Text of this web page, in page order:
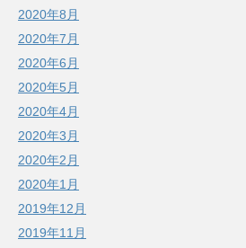
2020年8月
2020年7月
2020年6月
2020年5月
2020年4月
2020年3月
2020年2月
2020年1月
2019年12月
2019年11月